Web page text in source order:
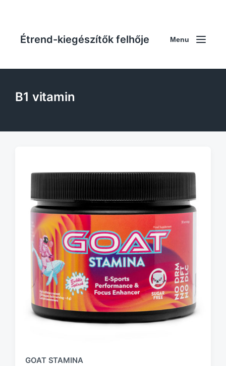
Étrend-kiegészítők felhője Menu
B1 vitamin
GOAT STAMINA